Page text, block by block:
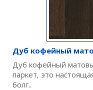
Дуб кофейный
Дуб кофейный
паркет, это
болг..